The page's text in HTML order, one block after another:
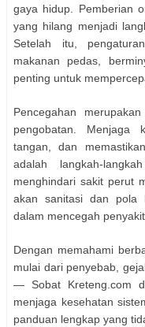
gaya hidup. Pemberian
yang hilang menjadi
Setelah itu,
makanan pedas,
penting untuk
Pencegahan
pengobatan. Menjaga
tangan, dan
adalah langkah-
menghindari sakit perut
akan sanitasi dan pola
dalam mencegah
Dengan memahami
mulai dari penyebab,
— Sobat Kreteng.com
menjaga kesehatan
panduan lengkap yang